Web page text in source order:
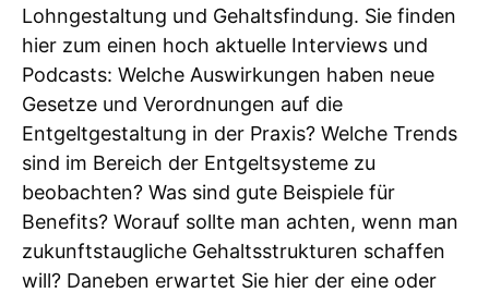
Lohngestaltung und Gehaltsfindung. Sie finden
hier zum einen hoch aktuelle Interviews und
Podcasts: Welche Auswirkungen haben neue
Gesetze und Verordnungen auf die
Entgeltgestaltung in der Praxis? Welche Trends
sind im Bereich der Entgeltsysteme zu
beobachten? Was sind gute Beispiele für
Benefits? Worauf sollte man achten, wenn man
zukunftstaugliche Gehaltsstrukturen schaffen
will? Daneben erwartet Sie hier der eine oder